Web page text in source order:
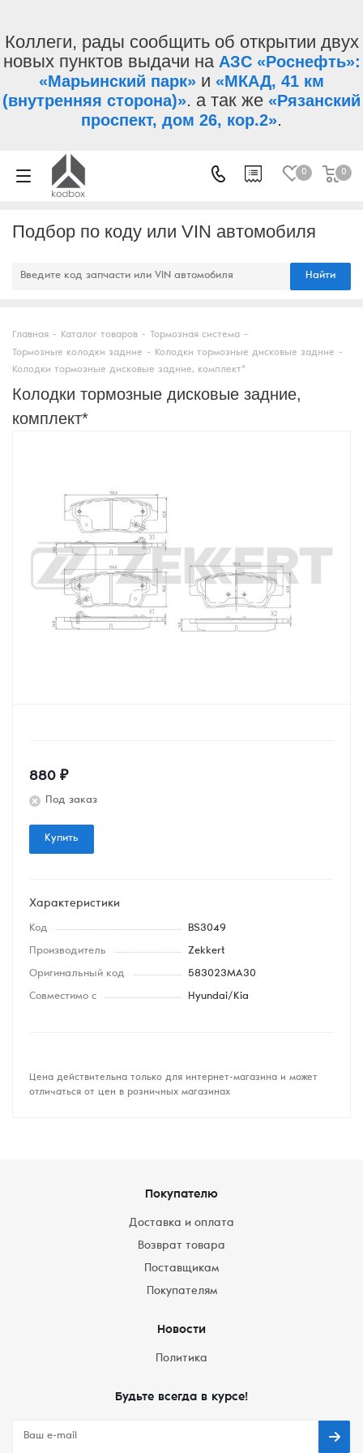
Коллеги, рады сообщить об открытии двух
новых пунктов выдачи на АЗС «Роснефть»:
«Марьинский парк» и «МКАД, 41 км
(внутренняя сторона)». а так же «Рязанский
проспект, дом 26, кор.2».
0 0
Подбор по коду или VIN автомобиля
Найти
Главная - Каталог товаров - Тормозная система -
Тормозные колодки задние - Колодки тормозные дисковые задние -
Колодки тормозные дисковые задние, комплект*
Колодки тормозные дисковые задние,
комплект*
880 ₽
Под заказ
Купить
Характеристики
Код BS3049
Производитель Zekkert
Оригинальный код 583023MA30
Совместимо с Hyundai/Kia
Цена действительна только для интернет-магазина и может
отличаться от цен в розничных магазинах
Покупателю
Доставка и оплата
Возврат товара
Поставщикам
Покупателям
Новости
Политика
Будьте всегда в курсе!